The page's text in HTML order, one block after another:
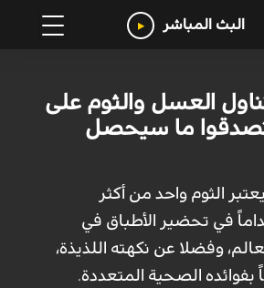
البث المباشر
العسل والثوم على
تصدقوا ما سيحصل
الثوم واحد من أكثر
في تحضير الأطباق في
وفضلا عن نكهته اللذيذة،
بفوائده الصحية المتعددة.